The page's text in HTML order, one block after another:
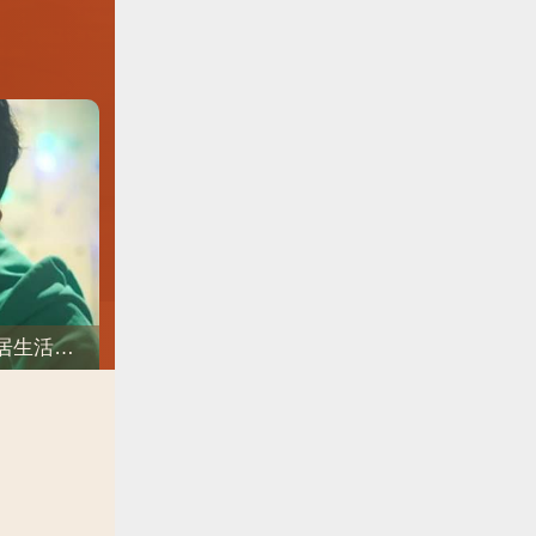
《低谷醫生》新預告/冤家的愛情開始萌芽！樸炯植❤樸信惠開啓「同居生活」互相共鳴、安慰~